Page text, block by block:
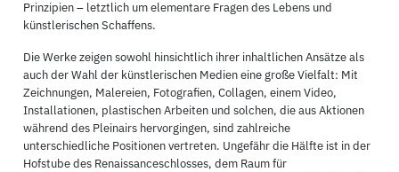
Prinzipien – letztlich um elementare Fragen des Lebens und
künstlerischen Schaffens.
Die Werke zeigen sowohl hinsichtlich ihrer inhaltlichen Ansätze als
auch der Wahl der künstlerischen Medien eine große Vielfalt: Mit
Zeichnungen, Malereien, Fotografien, Collagen, einem Video,
Installationen, plastischen Arbeiten und solchen, die aus Aktionen
während des Pleinairs hervorgingen, sind zahlreiche
unterschiedliche Positionen vertreten. Ungefähr die Hälfte ist in der
Hofstube des Renaissanceschlosses, dem Raum für